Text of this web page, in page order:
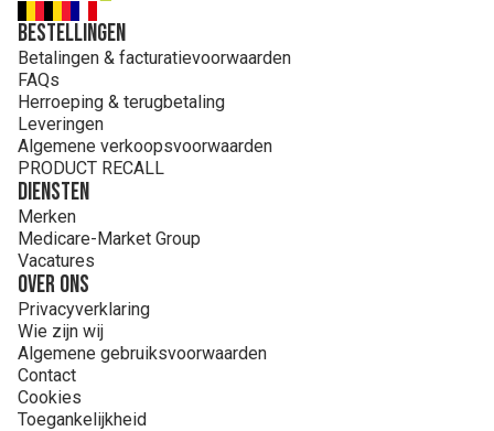
Bestellingen
Betalingen & facturatievoorwaarden
FAQs
Herroeping & terugbetaling
Leveringen
Algemene verkoopsvoorwaarden
PRODUCT RECALL
Diensten
Merken
Medicare-Market Group
Vacatures
Over ons
Privacyverklaring
Wie zijn wij
Algemene gebruiksvoorwaarden
Contact
Cookies
Toegankelijkheid